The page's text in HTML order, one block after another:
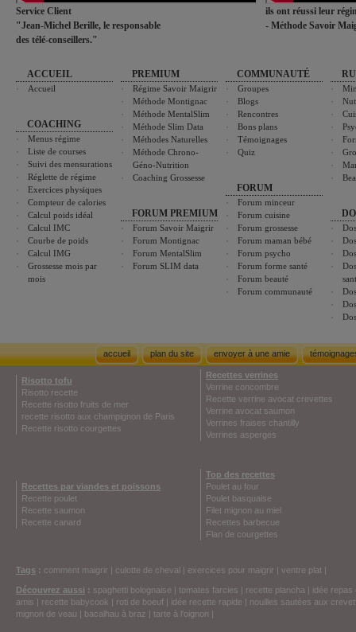
Service Client
"Jean-Michel Berille, le responsable
des télé-conseillers."
ils ont réussi leur
- Méthode Savoir
ACCUEIL
Accueil
COACHING
Menus régime
Liste de courses
Suivi des mensurations
Réglette de régime
Exercices physiques
Compteur de calories
Calcul poids idéal
Calcul IMC
Courbe de poids
Calcul IMG
Grossesse mois par
mois
PREMIUM
Régime Savoir Maigrir
Méthode Montignac
Méthode MentalSlim
Méthode Slim Data
Méthodes Naturelles
Méthode Chrono-
Géno-Nutrition
Coaching Grossesse
FORUM PREMIUM
Forum Savoir Maigrir
Forum Montignac
Forum MentalSlim
Forum SLIM data
COMMUNAUTÉ
Groupes
Blogs
Rencontres
Bons plans
Témoignages
Quiz
FORUM
Forum minceur
Forum cuisine
Forum grossesse
Forum maman bébé
Forum psycho
Forum forme santé
Forum beauté
Forum communauté
accueil plan du site envoyer à une amie
Risotto tofu
Risotto recette
Recette risotto fruits de mer
recette risotto aux champignon de Paris
Recette risotto courgettes
Recettes verrines
Verrine concombre
Recette verrine avocat crevettes
Verrine avocat saumon
Verrines fraises chantilly
Verrines asperges
Recettes par viandes et poissons
Recette poulet
Recette saumon
Recette canard
Top des recettes
Poulet au four
Poulet basquaise
Filet mignon au miel
Recettes barbecue
Flan de courgettes
Tags : comment maigrir culotte de cheval exercices pour maigrir ventre plat
Découvrez aussi : spaghetti bolognaise tomates farcies recette plancha
idée repas
amis
recette babycook roti de boeuf idée recette rapide
nouilles sautées aux
mignon de veau
bacalhau à braz tarte à l'oignon